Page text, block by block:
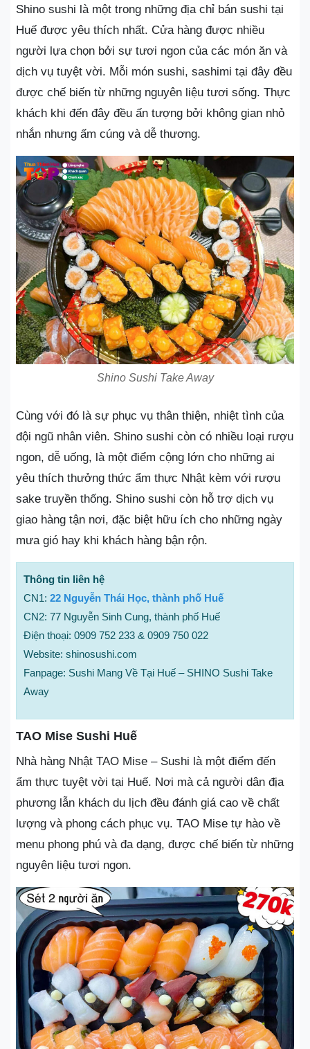
Shino sushi là một trong những địa chỉ bán sushi tại
Huế được yêu thích nhất. Cửa hàng được nhiều
người lựa chọn bởi sự tươi ngon của các món ăn và
dịch vụ tuyệt vời. Mỗi món sushi, sashimi tại đây đều
được chế biến từ những nguyên liệu tươi sống. Thực
khách khi đến đây đều ấn tượng bởi không gian nhỏ
nhắn nhưng ấm cúng và dễ thương.
Shino Sushi Take Away
Cùng với đó là sự phục vụ thân thiện, nhiệt tình của
đội ngũ nhân viên. Shino sushi còn có nhiều loại rượu
ngon, dễ uống, là một điểm cộng lớn cho những ai
yêu thích thưởng thức ẩm thực Nhật kèm với rượu
sake truyền thống. Shino sushi còn hỗ trợ dịch vụ
giao hàng tận nơi, đặc biệt hữu ích cho những ngày
mưa gió hay khi khách hàng bận rộn.
Thông tin liên hệ
CN1: 22 Nguyễn Thái Học, thành phố Huế
CN2: 77 Nguyễn Sinh Cung, thành phố Huế
Điện thoại: 0909 752 233 & 0909 750 022
Website: shinosushi.com
Fanpage: Sushi Mang Về Tại Huế – SHINO Sushi Take
Away
TAO Mise Sushi Huế
Nhà hàng Nhật TAO Mise – Sushi là một điểm đến
ẩm thực tuyệt vời tại Huế. Nơi mà cả người dân địa
phương lẫn khách du lịch đều đánh giá cao về chất
lượng và phong cách phục vụ. TAO Mise tự hào về
menu phong phú và đa dạng, được chế biến từ những
nguyên liệu tươi ngon.